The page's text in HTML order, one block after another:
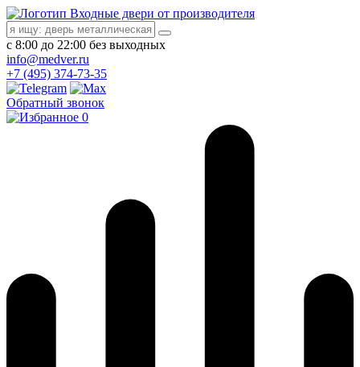
Входные двери от производителя
с 8:00 до 22:00 без выходных
info@medver.ru
+7 (495) 374-73-35
Обратный звонок
0